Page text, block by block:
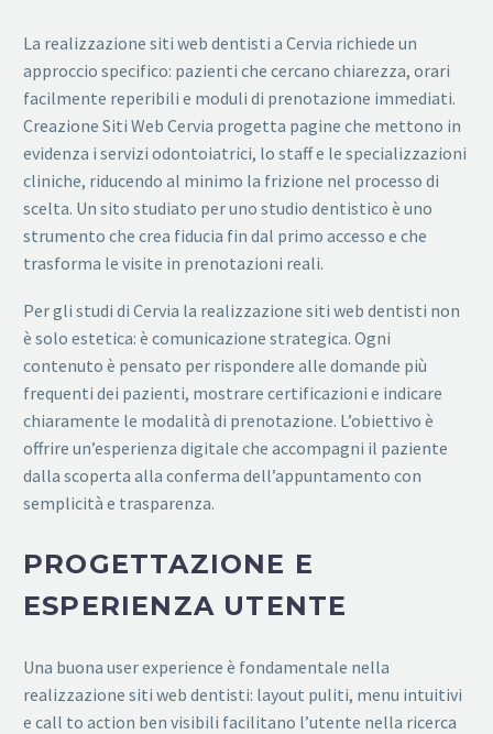
La realizzazione siti web dentisti a Cervia richiede un
approccio specifico: pazienti che cercano chiarezza, orari
facilmente reperibili e moduli di prenotazione immediati.
Creazione Siti Web Cervia progetta pagine che mettono in
evidenza i servizi odontoiatrici, lo staff e le specializzazioni
cliniche, riducendo al minimo la frizione nel processo di
scelta. Un sito studiato per uno studio dentistico è uno
strumento che crea fiducia fin dal primo accesso e che
trasforma le visite in prenotazioni reali.
Per gli studi di Cervia la realizzazione siti web dentisti non
è solo estetica: è comunicazione strategica. Ogni
contenuto è pensato per rispondere alle domande più
frequenti dei pazienti, mostrare certificazioni e indicare
chiaramente le modalità di prenotazione. L’obiettivo è
offrire un’esperienza digitale che accompagni il paziente
dalla scoperta alla conferma dell’appuntamento con
semplicità e trasparenza.
PROGETTAZIONE E
ESPERIENZA UTENTE
Una buona user experience è fondamentale nella
realizzazione siti web dentisti: layout puliti, menu intuitivi
e call to action ben visibili facilitano l’utente nella ricerca